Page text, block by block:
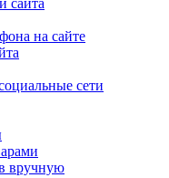
сайта
на сайте
сети
вручную